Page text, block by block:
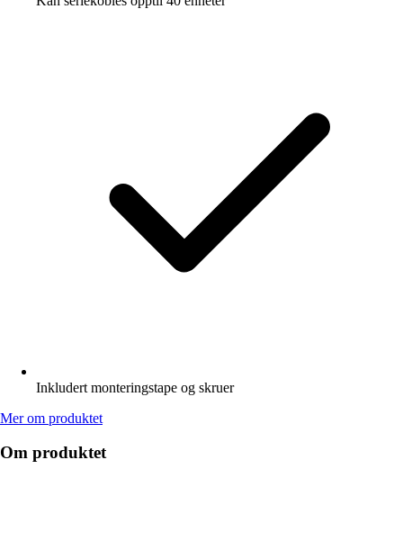
Inkludert monteringstape og skruer
Mer om produktet
Om produktet